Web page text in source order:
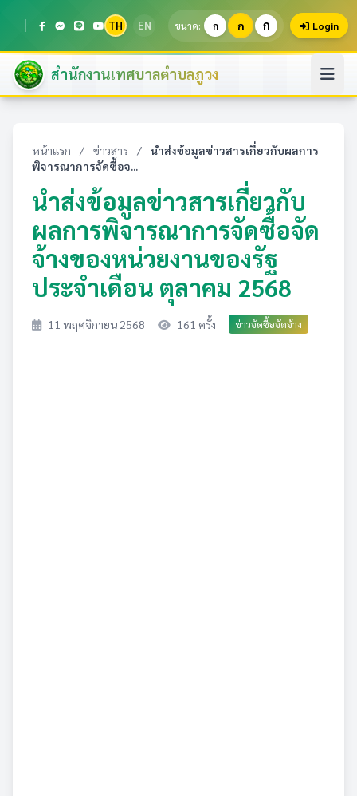
TH EN ขนาด: ก ก ก Login
สำนักงานเทศบาลตำบลภูวง
หน้าแรก / ข่าวสาร /
นำส่งข้อมูลข่าวสารเกี่ยวกับผลการ
พิจารณาการจัดซื้อจ...
นำส่งข้อมูลข่าวสารเกี่ยวกับ
ผลการพิจารณาการจัดซื้อจัด
จ้างของหน่วยงานของรัฐ
ประจำเดือน ตุลาคม 2568
11 พฤศจิกายน 2568 161 ครั้ง ข่าวจัดซื้อจัดจ้าง